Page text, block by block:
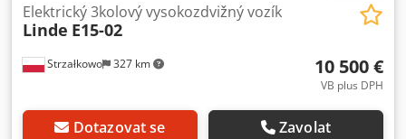
Strzałkowo 327 km
Elektrický 3kolový vysokozdvižný vozík
Linde E15-02
10 500 €
VB plus DPH
Dotazovat se Zavolat